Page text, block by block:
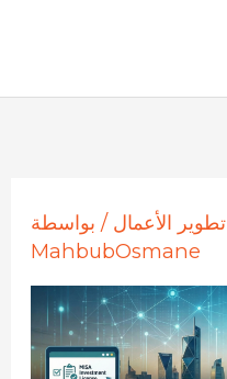
تطوير الأعمال / بواسطة
MahbubOsmane